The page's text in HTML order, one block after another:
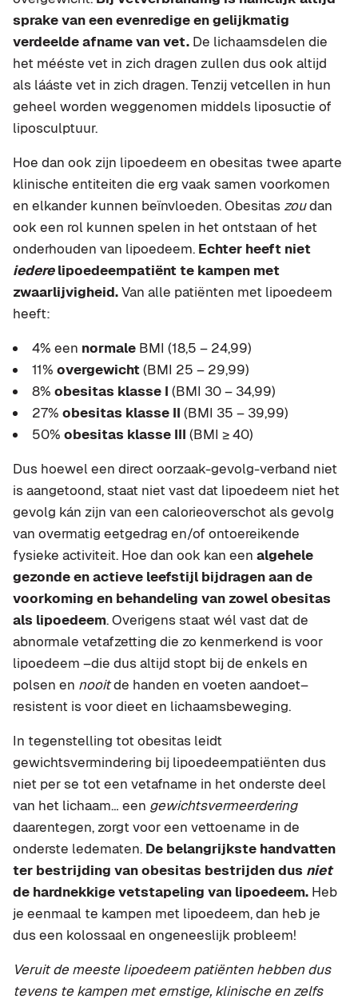
sprake van een evenredige en gelijkmatig
verdeelde afname van vet. De lichaamsdelen die
het mééste vet in zich dragen zullen dus ook altijd
als lááste vet in zich dragen. Tenzij vetcellen in hun
geheel worden weggenomen middels liposuctie of
liposculptuur.
Hoe dan ook zijn lipoedeem en obesitas twee aparte
klinische entiteiten die erg vaak samen voorkomen
en elkander kunnen beïnvloeden. Obesitas zoudan
ook een rol kunnen spelen in het ontstaan of het
onderhouden van lipoedeem. Echter heeft niet
iederelipoedeempatiënt te kampen met
zwaarlijvigheid.Van alle patiënten met lipoedeem
heeft:
4% een normale BMI (18,5 – 24,99)
11% overgewicht(BMI 25 – 29,99)
8% obesitas klasse I (BMI 30 – 34,99)
27% obesitas klasse II (BMI 35 – 39,99)
50% obesitas klasse III (BMI ≥ 40)
Dus hoewel een direct oorzaak-gevolg-verband niet
is aangetoond, staat niet vast dat lipoedeem niet het
gevolg kán zijn van een calorieoverschot als gevolg
van overmatig eetgedrag en/of ontoereikende
fysieke activiteit. Hoe dan ook kan een algehele
gezonde en actieve leefstijl bijdragen aan de
voorkoming en behandeling van zowel obesitas
als lipoedeem. Overigens staat wél vast dat de
abnormale vetafzetting die zo kenmerkend is voor
lipoedeem –die dus altijd stopt bij de enkels en
polsen en nooitde handen en voeten aandoet–
resistent is voor dieet en lichaamsbeweging.
In tegenstelling tot obesitas leidt
gewichtsvermindering bij lipoedeempatiënten dus
niet per se tot een vetafname in het onderste deel
van het lichaam… een gewichtsvermeerdering
daarentegen, zorgt voor een vettoename in de
onderste ledematen. De belangrijkste handvatten
ter bestrijding van obesitas bestrijden dus niet
de hardnekkige vetstapeling van lipoedeem. Heb
je eenmaal te kampen met lipoedeem, dan heb je
dus een kolossaal en ongeneeslijk probleem!
Veruit de meeste lipoedeem patiënten hebben dus
tevens te kampen met ernstige, klinische en zelfs